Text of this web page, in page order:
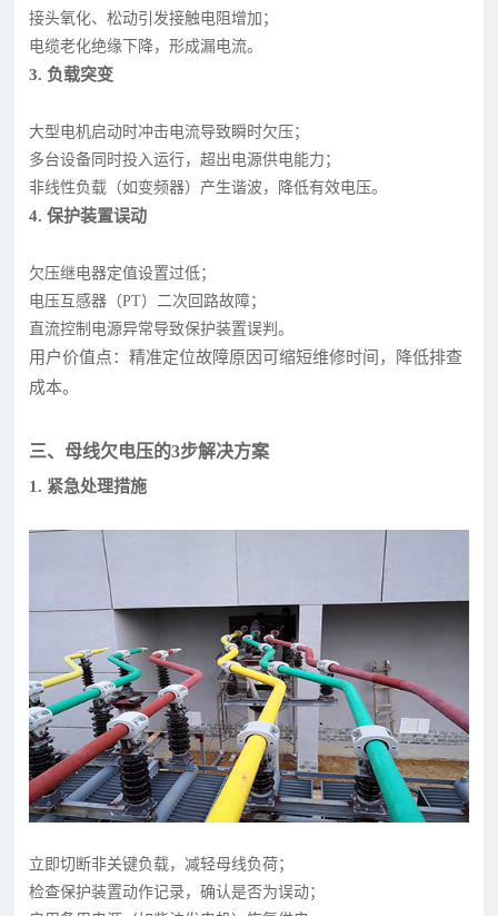
接头氧化、松动引发接触电阻增加；
电缆老化绝缘下降，形成漏电流。
3. 负载突变
大型电机启动时冲击电流导致瞬时欠压；
多台设备同时投入运行，超出电源供电能力；
非线性负载（如变频器）产生谐波，降低有效电压。
4. 保护装置误动
欠压继电器定值设置过低；
电压互感器（PT）二次回路故障；
直流控制电源异常导致保护装置误判。
用户价值点：精准定位故障原因可缩短维修时间，降低排查
成本。
三、母线欠电压的3步解决方案
1. 紧急处理措施
立即切断非关键负载，减轻母线负荷；
检查保护装置动作记录，确认是否为误动；